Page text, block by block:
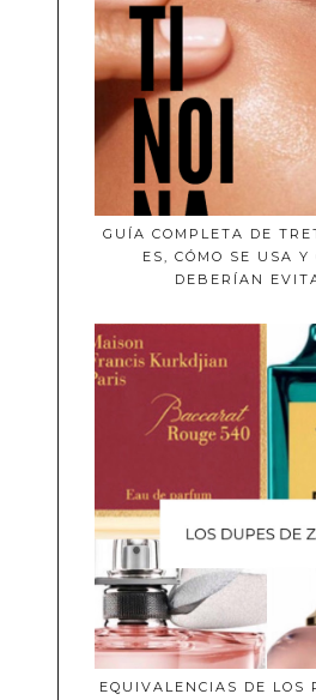
GUÍA COMPLETA DE
ES, CÓMO SE USA Y
DEBERÍAN
EQUIVALENCIAS DE LOS